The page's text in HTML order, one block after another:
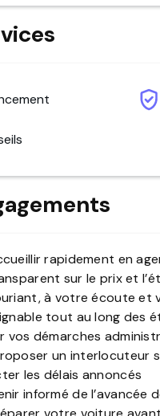
rapidement en
sur le prix et
à votre écoute et
tout au long des
vos démarches
un interlocuteur
les délais annoncés
informé de l’avancée